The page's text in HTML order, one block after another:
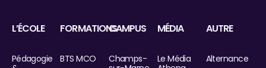
L’ÉCOLE
Pédagogie
FORMATIONS
BTS MCO
CAMPUS
Champs-
MÉDIA
Le Média
AUTRE
Alternance